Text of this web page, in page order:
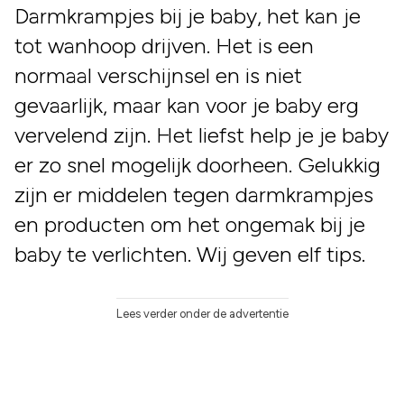
Darmkrampjes bij je baby, het kan je
tot wanhoop drijven. Het is een
normaal verschijnsel en is niet
gevaarlijk, maar kan voor je baby erg
vervelend zijn. Het liefst help je je baby
er zo snel mogelijk doorheen. Gelukkig
zijn er middelen tegen darmkrampjes
en producten om het ongemak bij je
baby te verlichten. Wij geven elf tips.
Lees verder onder de advertentie